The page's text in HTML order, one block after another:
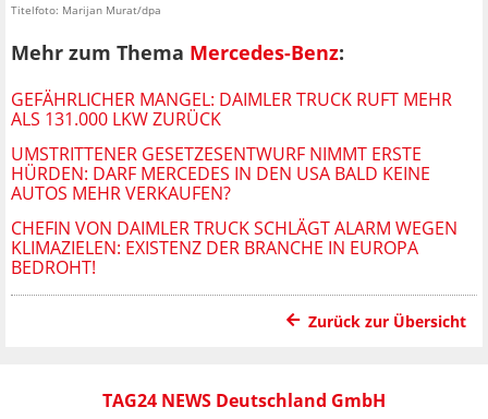
Titelfoto: Marijan Murat/dpa
Mehr zum Thema Mercedes-Benz:
GEFÄHRLICHER MANGEL: DAIMLER TRUCK RUFT MEHR
ALS 131.000 LKW ZURÜCK
UMSTRITTENER GESETZESENTWURF NIMMT ERSTE
HÜRDEN: DARF MERCEDES IN DEN USA BALD KEINE
AUTOS MEHR VERKAUFEN?
CHEFIN VON DAIMLER TRUCK SCHLÄGT ALARM WEGEN
KLIMAZIELEN: EXISTENZ DER BRANCHE IN EUROPA
BEDROHT!
Zurück zur Übersicht
TAG24 NEWS Deutschland GmbH